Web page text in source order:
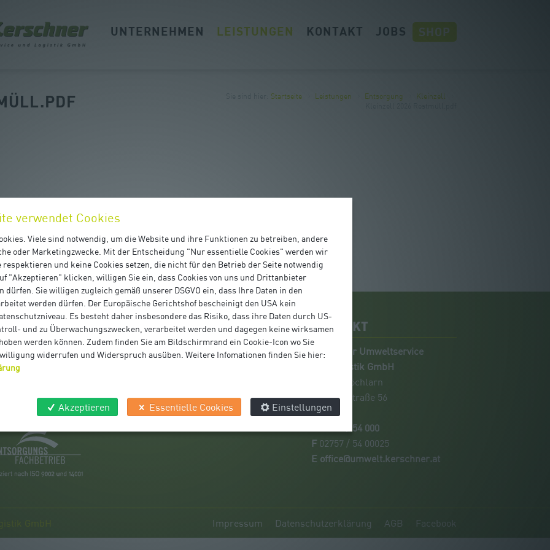
UNTERNEHMEN LEISTUNGEN KONTAKT JOBS SHOP
Startseite Leistungen Entsorgung
Kleinzell
ein zertifizierter
JOBS
Offene Stellen
KONTAKT
Kerschner Umweltservice
und Logistik GmbH
A-3380 Pöchlarn
Manker Straße 56
02757 / 54 000
F02757 / 54 00025
E office@umwelt.kerschner.at
Facebook
AGB
Datenschutzerklärung
Impressum
verwendet Cookies
Viele sind notwendig, um die Website und ihre Funktionen zu betreiben, andere
oder Marketingzwecke. Mit der Entscheidung "Nur essentielle Cookies" werden wir
und keine Cookies setzen, die nicht für den Betrieb der Seite notwendig
"Akzeptieren" klicken, willigen Sie ein, dass Cookies von uns und Drittanbieter
dürfen. Sie willigen zugleich gemäß unserer DSGVO ein, dass Ihre Daten in den
werden dürfen. Der Europäische Gerichtshof bescheinigt den USA kein
Es besteht daher insbesondere das Risiko, dass ihre Daten durch US-
und zu Überwachungszwecken, verarbeitet werden und dagegen keine wirksamen
werden können. Zudem finden Sie am Bildschirmrand ein Cookie-Icon wo Sie
widerrufen und Widerspruch ausüben. Weitere Infomationen finden Sie hier:
Akzeptieren Essentielle Cookies Einstellungen